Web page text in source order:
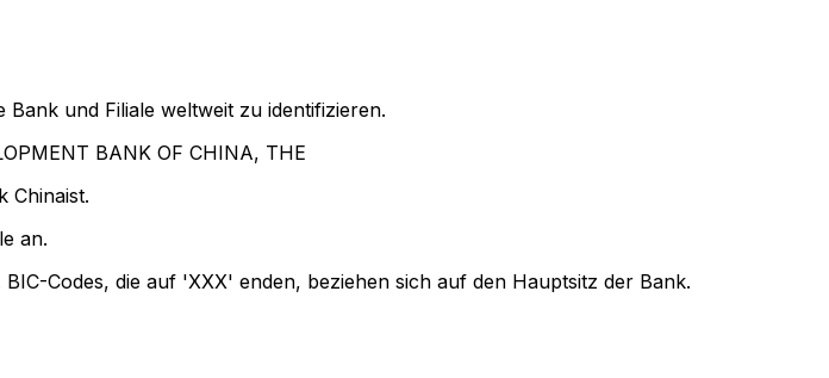
Bank und Filiale weltweit zu identifizieren.
BANK OF CHINA, THE
Chinaist.
an.
Codes, die auf 'XXX' enden, beziehen sich auf den Hauptsitz der Bank.